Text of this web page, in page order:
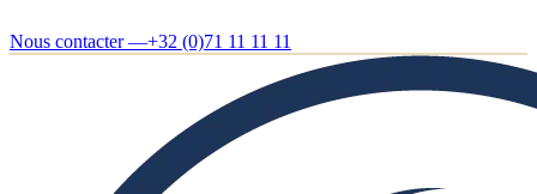
Nous contacter —+32 (0)71 11 11 11